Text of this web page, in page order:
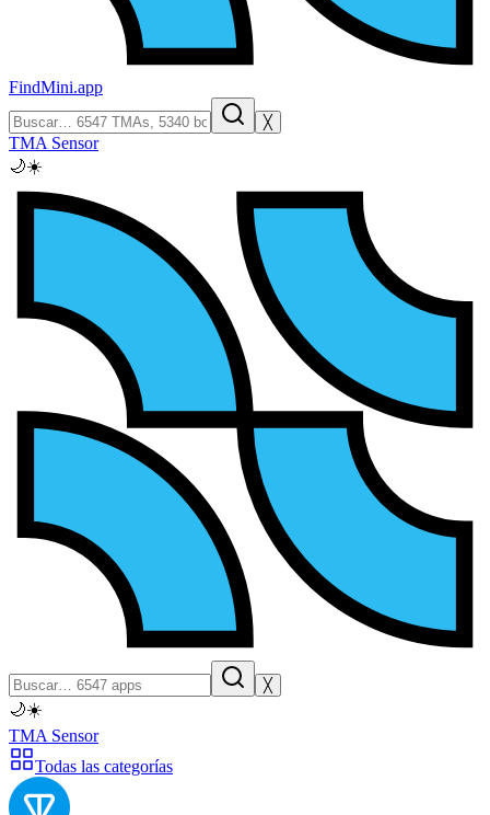
FindMini.app
╳
TMA Sensor
🌙☀️
╳
🌙☀️
TMA Sensor
Todas las categorías